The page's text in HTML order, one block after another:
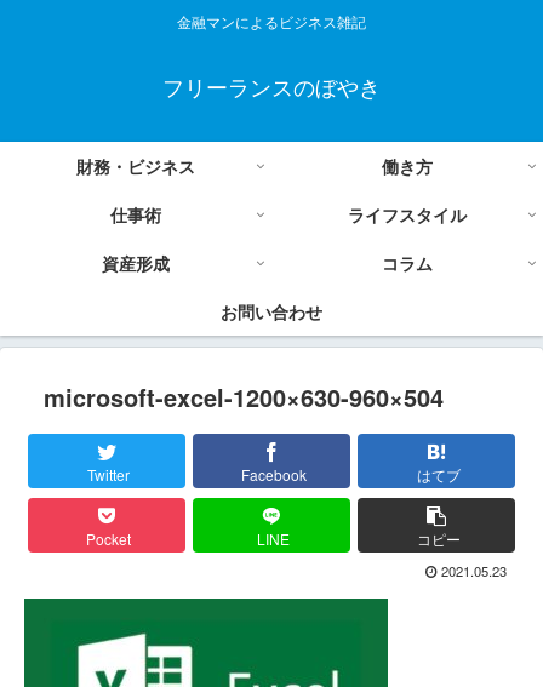
金融マンによるビジネス雑記
フリーランスのぼやき
財務・ビジネス
働き方
仕事術
ライフスタイル
資産形成
コラム
お問い合わせ
microsoft-excel-1200×630-960×504
Twitter Facebook はてブ
Pocket LINE コピー
2021.05.23